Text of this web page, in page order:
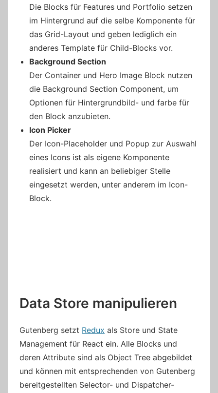
Die Blocks für Features und Portfolio setzen
im Hintergrund auf die selbe Komponente für
das Grid-Layout und geben lediglich ein
anderes Template für Child-Blocks vor.
Background Section
Der Container und Hero Image Block nutzen
die Background Section Component, um
Optionen für Hintergrundbild- und farbe für
den Block anzubieten.
Icon Picker
Der Icon-Placeholder und Popup zur Auswahl
eines Icons ist als eigene Komponente
realisiert und kann an beliebiger Stelle
eingesetzt werden, unter anderem im Icon-
Block.
Data Store manipulieren
Gutenberg setzt Redux als Store und State
Management für React ein. Alle Blocks und
deren Attribute sind als Object Tree abgebildet
und können mit entsprechenden von Gutenberg
bereitgestellten Selector- und Dispatcher-